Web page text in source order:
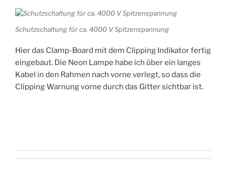
Schutzschaltung für ca. 4000 V Spitzenspannung
Hier das Clamp-Board mit dem Clipping Indikator fertig
eingebaut. Die Neon Lampe habe ich über ein langes
Kabel in den Rahmen nach vorne verlegt, so dass die
Clipping Warnung vorne durch das Gitter sichtbar ist.